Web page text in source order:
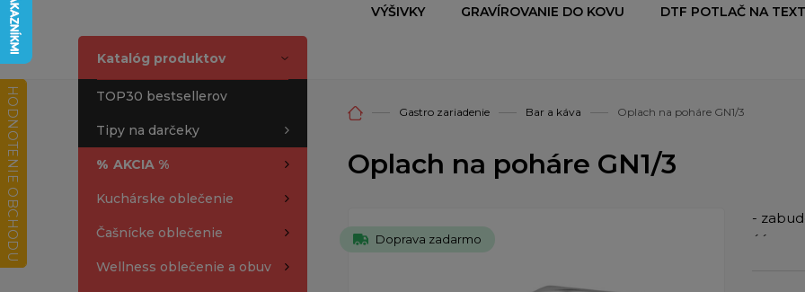
VÝŠIVKY GRAVÍROVANIE DO KOVU DTF POTLAČ NA
Katalóg produktov
TOP30 bestsellerov
Tipy na darčeky
% AKCIA %
Kuchárske oblečenie
Čašnícke oblečenie
Wellness oblečenie a obuv
Gastro zariadenie Bar a káva Oplach na poháre GN1/3
Oplach na poháre GN1/3
Doprava zadarmo
-
´´
HODNOTENIE OBCHODU